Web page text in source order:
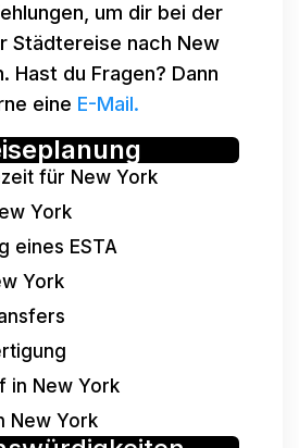
um dir bei der
Städtereise nach New
Hast du Fragen? Dann
eine E-Mail.
für New York
York
eines ESTA
York
in New York
New York